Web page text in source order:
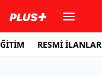
RESMİ İLANLAR